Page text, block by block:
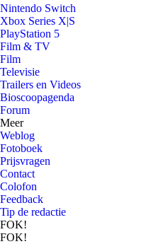
Nintendo Switch
Xbox Series X|S
PlayStation 5
Film & TV
Film
Televisie
Trailers en Videos
Bioscoopagenda
Forum
Meer
Weblog
Fotoboek
Prijsvragen
Contact
Colofon
Feedback
Tip de redactie
FOK!
FOK!